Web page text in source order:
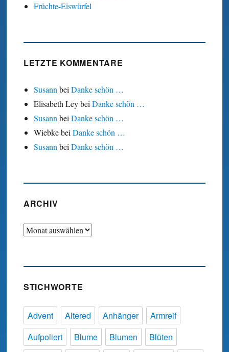
Früchte-Eiswürfel
LETZTE KOMMENTARE
SusannbeiDanke schön …
Elisabeth LeybeiDanke schön …
SusannbeiDanke schön …
WiebkebeiDanke schön …
SusannbeiDanke schön …
ARCHIV
Archiv
STICHWORTE
Advent Altered Anhänger
Armreif
Aufpoliert
Blume Blumen
Blüten